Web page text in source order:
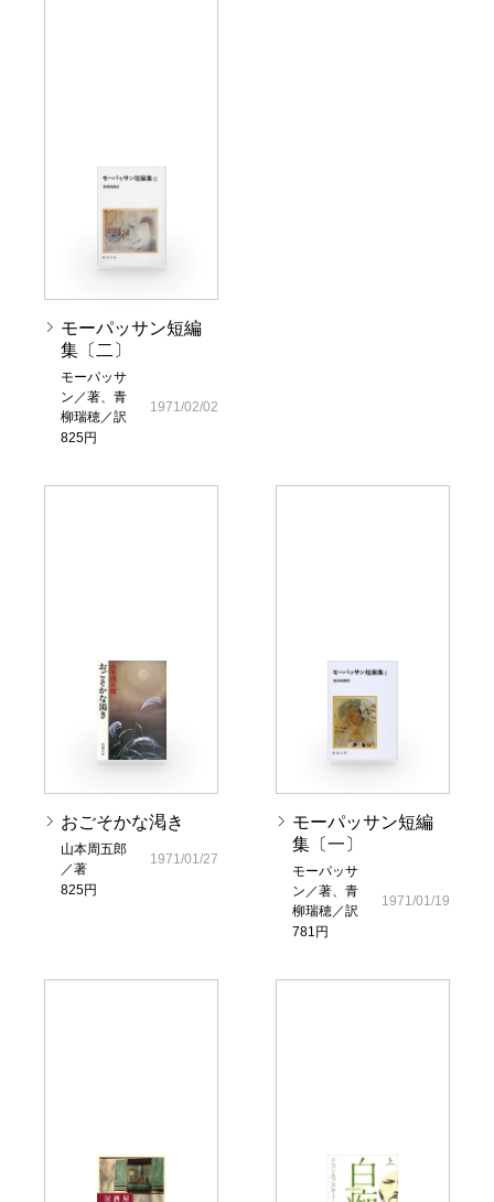
モーパッサン短編
集〔二〕
モーパッサ
ン／著、青
柳瑞穂／訳
825円
1971/02/02
おごそかな渇き
山本周五郎
／著
825円
1971/01/27
モーパッサン短編
集〔一〕
モーパッサ
ン／著、青
柳瑞穂／訳
781円
1971/01/19